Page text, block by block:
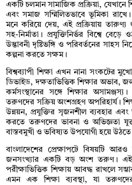
একটি চলমান সামাজিক প্রক্রিয়া, যেখানে
এবং সমাজ সম্মিলিতভাবে ভূমিকা
মনে করিয়ে দেয়, এই প্রক্রিয়ায় তারুণ্য
সহ-নির্মাতা। প্রযুক্তিনির্ভর বিশ্বে
উদ্ভাবনী দৃষ্টিভঙ্গি ও পরিবর্তনের সাহস
কল্পনা করতে সক্ষম।
বিশ্বব্যাপী শিক্ষা এখন নানা সংকটের
ডিভাইড, দক্ষতাভিত্তিক শিক্ষার অভাব,
কর্মসংস্থানের সঙ্গে শিক্ষার
তরুণদের সক্রিয় অংশগ্রহণ অপরিহার্য।
উন্নয়ন, প্রযুক্তির সৃজনশীল ব্যবহার এবং
করতে তরুণদের ভাবনা ও অভিজ্ঞতা
বাস্তবমুখী ও ভবিষ্যত উপযোগী হয়ে উঠতে
বাংলাদেশের প্রেক্ষাপটে বিষয়টি
জনসংখ্যার একটি বড় অংশ তরুণ। এই
পরীক্ষাভিত্তিক শিক্ষায় আবদ্ধ রাখলে
এমন এক শিক্ষা ব্যবস্থা, যা